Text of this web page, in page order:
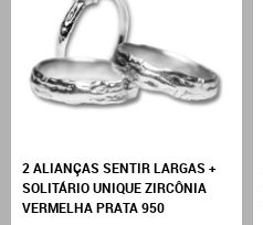
2 ALIANÇAS SENTIR LARGAS +
SOLITÁRIO UNIQUE ZIRCÔNIA
VERMELHA PRATA 950